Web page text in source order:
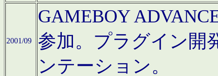
2001/09
GAMEBOY
参加。プラグイン開
ンテーション。